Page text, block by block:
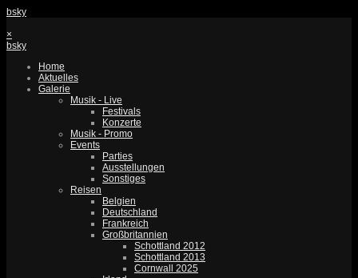
bsky
×
bsky
Home
Aktuelles
Galerie
Musik - Live
Festivals
Konzerte
Musik - Promo
Events
Parties
Ausstellungen
Sonstiges
Reisen
Belgien
Deutschland
Frankreich
Großbritannien
Schottland 2012
Schottland 2013
Cornwall 2025